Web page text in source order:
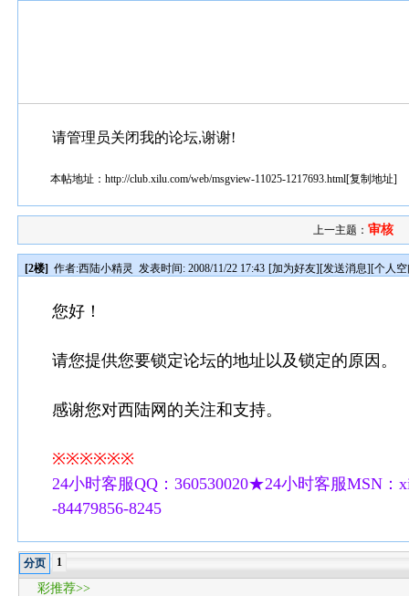
请管理员关闭我的论坛,谢谢!
本帖地址：http://club.xilu.com/web/msgview-11025-1217693.html[复制地址]
上一主题： 审核
[2楼] 作者:西陆小精灵 发表时间: 2008/11/22 17:43 [加为好友][发送消息][个人
您好！
请您提供您要锁定论坛的地址以及锁定的原因。
感谢您对西陆网的关注和支持。
※※※※※※
24小时客服QQ：360530020★24小时客服MSN
-84479856-8245
分页 1
彩推荐>>